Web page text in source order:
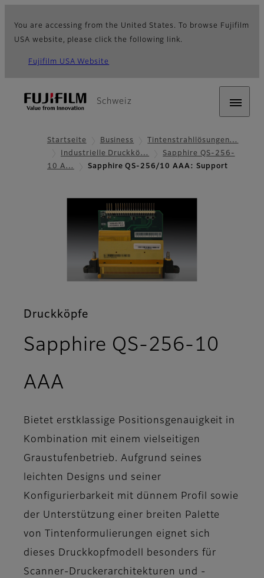
You are accessing from the United States. To browse Fujifilm
USA website, please click the following link.
Fujifilm USA Website
Schweiz
Startseite Business
Tintenstrahllösungen…
Industrielle Druckkö…
Sapphire QS-256-
10 A…
Sapphire QS-256/10 AAA: Support
Druckköpfe
Sapphire QS-256-10
AAA
Bietet erstklassige Positionsgenauigkeit in
Kombination mit einem vielseitigen
Graustufenbetrieb. Aufgrund seines
leichten Designs und seiner
Konfigurierbarkeit mit dünnem Profil sowie
der Unterstützung einer breiten Palette
von Tintenformulierungen eignet sich
dieses Druckkopfmodell besonders für
Scanner-Druckerarchitekturen und -